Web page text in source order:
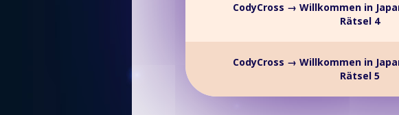
CodyCross → Willkommen in
Rätsel 4
CodyCross → Willkommen in
Rätsel 5